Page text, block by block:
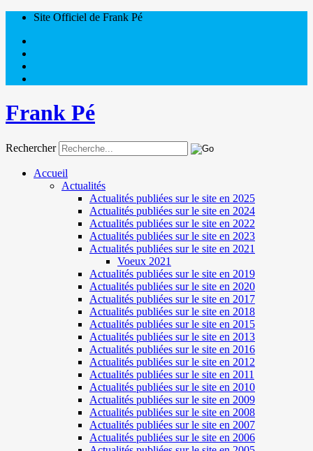
Site Officiel de Frank Pé
Frank Pé
Rechercher
Accueil
Actualités
Actualités publiées sur le site en 2025
Actualités publiées sur le site en 2024
Actualités publiées sur le site en 2022
Actualités publiées sur le site en 2023
Actualités publiées sur le site en 2021
Voeux 2021
Actualités publiées sur le site en 2019
Actualités publiées sur le site en 2020
Actualités publiées sur le site en 2017
Actualités publiées sur le site en 2018
Actualités publiées sur le site en 2015
Actualités publiées sur le site en 2013
Actualités publiées sur le site en 2016
Actualités publiées sur le site en 2012
Actualités publiées sur le site en 2011
Actualités publiées sur le site en 2010
Actualités publiées sur le site en 2009
Actualités publiées sur le site en 2008
Actualités publiées sur le site en 2007
Actualités publiées sur le site en 2006